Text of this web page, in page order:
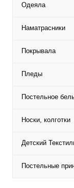
Одеяла
Наматрасники
Покрывала
Пледы
Постельное
Носки, колготки
Детский
Постельные